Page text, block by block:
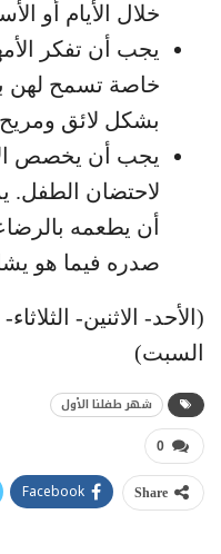
خلال الأيام أو
يجب أن تفكر
خاصة تسمح لهن
بشكل لائق ومريح
يجب أن يخصص
لاحتضان الطفل.
أن يطعمه
صدره فيما هو
(الأحد- الاثنين-
السبت)
شهر طفلنا الأول
0
Share
Facebook